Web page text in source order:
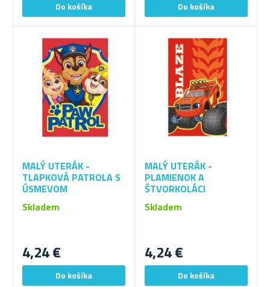
MALÝ UTERÁK -
TLAPKOVÁ PATROLA S
ÚSMEVOM
4,24 €
Skladem
MALÝ UTERÁK -
PLAMIENOK A
ŠTVORKOLÁCI
4,24 €
Skladem